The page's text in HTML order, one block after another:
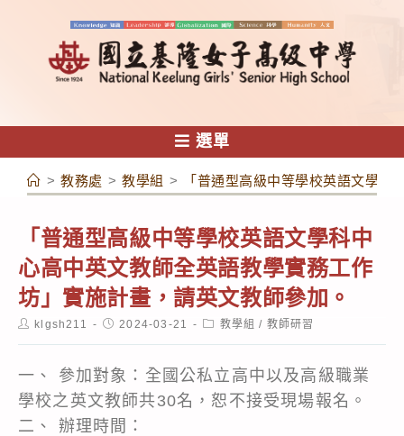
容
選單
> 教務處 > 教學組 > 「普通型高級中等學校英語文學
「普通型高級中等學校英語文學科中
心高中英文教師全英語教學實務工作
坊」實施計畫，請英文教師參加。
Postklgsh211
Post2024-03-21
Post教學組 / 教師研習
一、 參加對象：全國公私立高中以及高級職業
學校之英文教師共30名，恕不接受現場報名。
二、 辦理時間：